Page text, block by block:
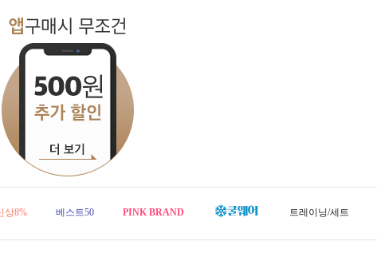
상8% 베스트50 PINK BRAND 트레이닝/세트